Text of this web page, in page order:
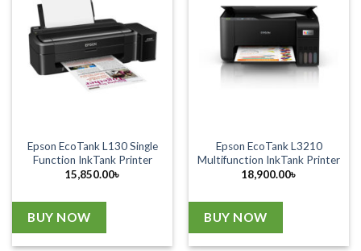
Epson EcoTank L130 Single
Function InkTank Printer
15,850.00৳
BUY NOW
Epson EcoTank L3210
Multifunction InkTank Printer
18,900.00৳
BUY NOW